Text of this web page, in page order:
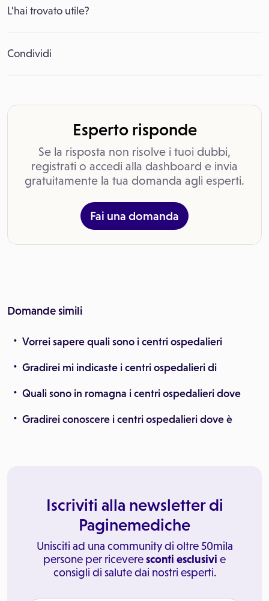
L’hai trovato utile?
Condividi
Esperto risponde
Se la risposta non risolve i tuoi dubbi,
registrati o accedi alla dashboard e invia
gratuitamente la tua domanda agli esperti.
Fai una domanda
Domande simili
Vorrei sapere quali sono i centri ospedalieri
Gradirei mi indicaste i centri ospedalieri di
Quali sono in romagna i centri ospedalieri dove
Gradirei conoscere i centri ospedalieri dove è
Iscriviti alla newsletter di
Paginemediche
Unisciti ad una community di oltre 50mila
persone per riceveresconti esclusivi e
consigli di salute dai nostri esperti.